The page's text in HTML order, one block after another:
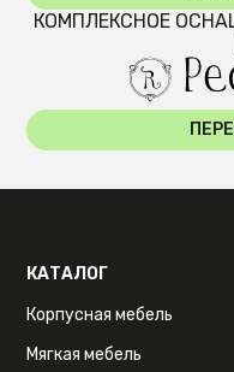
КОМПЛЕКСНОЕ
КАТАЛОГ
Корпусная мебель
Мягкая мебель